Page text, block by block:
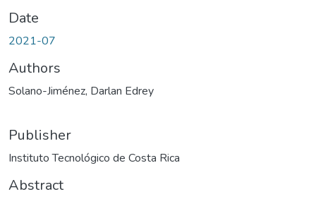
Date
2021-07
Authors
Solano-Jiménez, Darlan Edrey
Publisher
Instituto Tecnológico de Costa Rica
Abstract